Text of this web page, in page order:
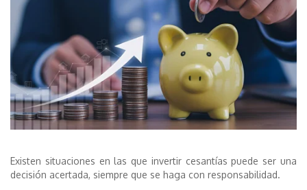
Existen situaciones en las que invertir cesantías puede ser una
decisión acertada, siempre que se haga con responsabilidad.